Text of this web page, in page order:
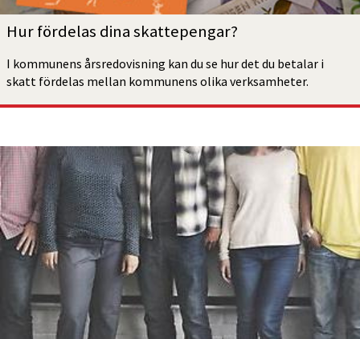
Hur fördelas dina skattepengar?
I kommunens årsredovisning kan du se hur det du betalar i
skatt fördelas mellan kommunens olika verksamheter.